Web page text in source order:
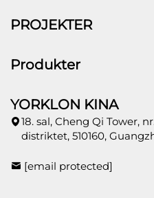
PROJEKTER
Produkter
YORKLON KINA
18. sal, Cheng Qi Tower,
distriktet, 510160,
[email protected]